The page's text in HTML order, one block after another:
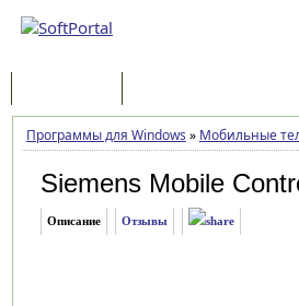
Программы для Windows » Мобильные
Siemens Mobile
Описание Отзывы